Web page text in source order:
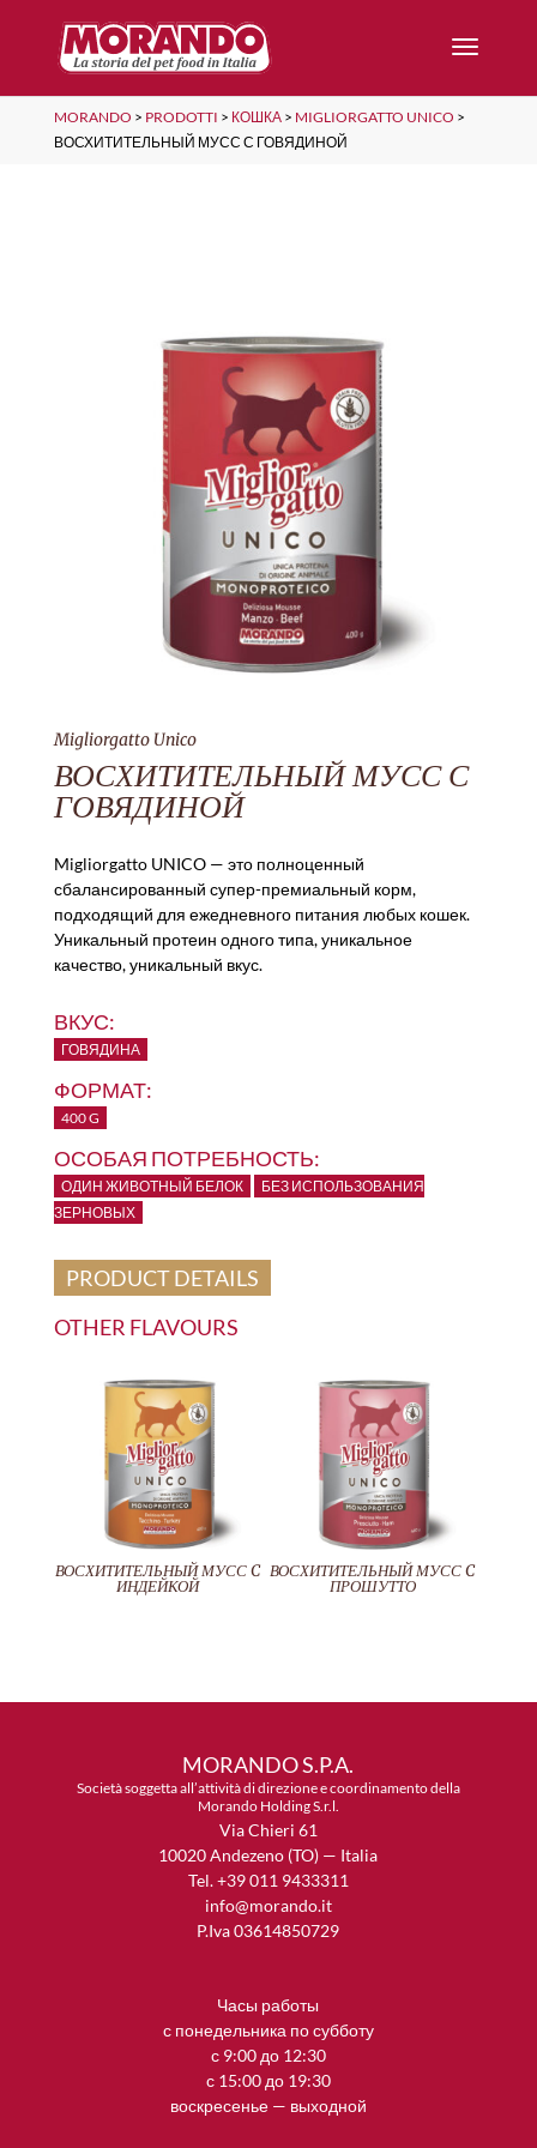
MORANDO > PRODOTTI > КОШКА> MIGLIORGATTO UNICO >
ВОСХИТИТЕЛЬНЫЙ МУСС С ГОВЯДИНОЙ
Migliorgatto Unico
ВОСХИТИТЕЛЬНЫЙ МУСС С
ГОВЯДИНОЙ
Migliorgatto UNICO — это полноценный
сбалансированный супер-премиальный корм,
подходящий для ежедневного питания любых кошек.
Уникальный протеин одного типа, уникальное
качество, уникальный вкус.
ВКУС:
ГОВЯДИНА
ФОРМАТ:
400 G
ОСОБАЯ ПОТРЕБНОСТЬ:
ОДИН ЖИВОТНЫЙ БЕЛОК
БЕЗ ИСПОЛЬЗОВАНИЯ
ЗЕРНОВЫХ
PRODUCT DETAILS
OTHER FLAVOURS
ВОСХИТИТЕЛЬНЫЙ МУСС C
ИНДЕЙКОЙ
ВОСХИТИТЕЛЬНЫЙ МУСС C
ПРОШУТТО
MORANDO S.P.A.
Società soggetta all’attività di direzione e coordinamento della
Morando Holding S.r.l.
Via Chieri 61
10020 Andezeno (TO) — Italia
Tel. +39 011 9433311
info@morando.it
P.Iva 03614850729
Часы работы
с понедельника по субботу
с 9:00 до 12:30
с 15:00 до 19:30
воскресенье — выходной